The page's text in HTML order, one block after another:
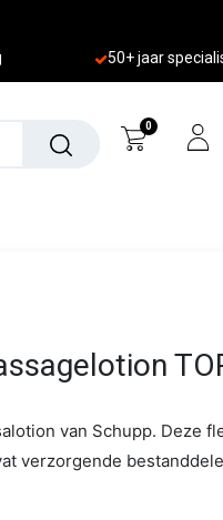
50+ jaar
0
van Schupp. Deze
verzorgende